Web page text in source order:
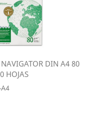
DIN A4 80
HOJAS